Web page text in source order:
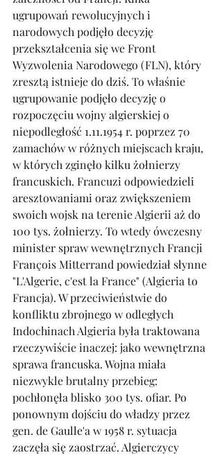
ugrupowań rewolucyjnych i
narodowych podjęło decyzję
przekształcenia się we Front
Wyzwolenia Narodowego (FLN), który
zresztą istnieje do dziś. To właśnie
ugrupowanie podjęło decyzję o
rozpoczęciu wojny algierskiej o
niepodległość 1.11.1954 r. poprzez 70
zamachów w różnych miejscach kraju,
w których zginęło kilku żołnierzy
francuskich. Francuzi odpowiedzieli
aresztowaniami oraz zwiększeniem
swoich wojsk na terenie Algierii aż do
100 tys. żołnierzy. To wtedy ówczesny
minister spraw wewnętrznych Francji
François Mitterrand powiedział słynne
"L'Algerie, c'est la France" (Algieria to
Francja). W przeciwieństwie do
konfliktu zbrojnego w odległych
Indochinach Algieria była traktowana
rzeczywiście inaczej: jako wewnętrzna
sprawa francuska. Wojna miała
niezwykle brutalny przebieg:
pochłonęła blisko 300 tys. ofiar. Po
ponownym dojściu do władzy przez
gen. de Gaulle'a w 1958 r. sytuacja
zaczęła się zaostrzać. Algierczycy